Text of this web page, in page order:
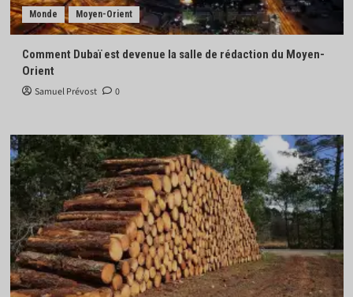
Monde Moyen-Orient
Comment Dubaï est devenue la salle de rédaction du Moyen-
Orient
Samuel Prévost 0